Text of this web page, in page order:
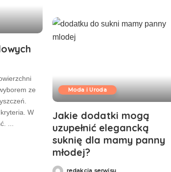
ze
W
Moda i Uroda
Jakie dodatki mogą
uzupełnić elegancką
suknię dla mamy panny
młodej?
redakcja serwisu